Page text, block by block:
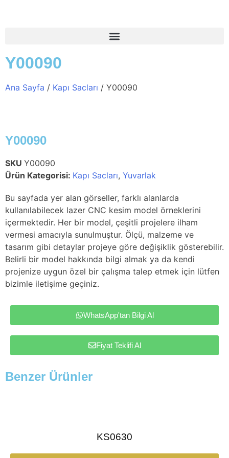
Y00090
Ana Sayfa / Kapı Sacları / Y00090
Y00090
SKU Y00090
Ürün Kategorisi: Kapı Sacları, Yuvarlak
Bu sayfada yer alan görseller, farklı alanlarda
kullanılabilecek lazer CNC kesim model örneklerini
içermektedir. Her bir model, çeşitli projelere ilham
vermesi amacıyla sunulmuştur. Ölçü, malzeme ve
tasarım gibi detaylar projeye göre değişiklik gösterebilir.
Belirli bir model hakkında bilgi almak ya da kendi
projenize uygun özel bir çalışma talep etmek için lütfen
bizimle iletişime geçiniz.
WhatsApp'tan Bilgi Al
Fiyat Teklifi Al
Benzer Ürünler
KS0630